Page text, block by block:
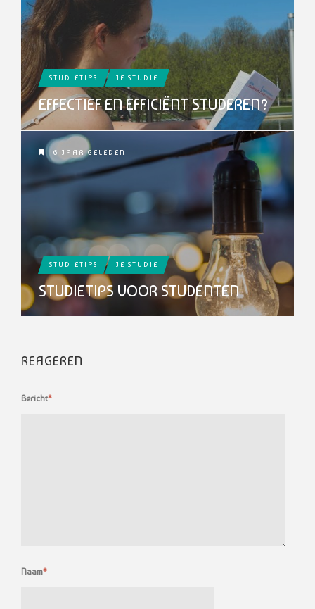
STUDIETIPS JE STUDIE
EFFECTIEF EN EFFICIËNT STUDEREN?
6 JAAR GELEDEN
STUDIETIPS JE STUDIE
STUDIETIPS VOOR STUDENTEN
REAGEREN
Bericht*
Naam*